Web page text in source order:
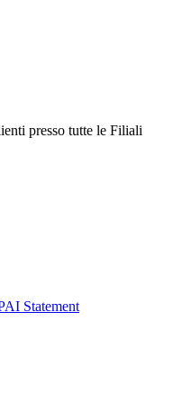
presso tutte le Filiali
Statement